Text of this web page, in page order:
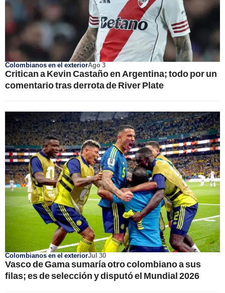
Colombianos en el exteriorAgo 3
Critican a Kevin Castaño en Argentina; todo por un
comentario tras derrota de River Plate
Colombianos en el exteriorJul 30
Vasco de Gama sumaría otro colombiano a sus
filas; es de selección y disputó el Mundial 2026